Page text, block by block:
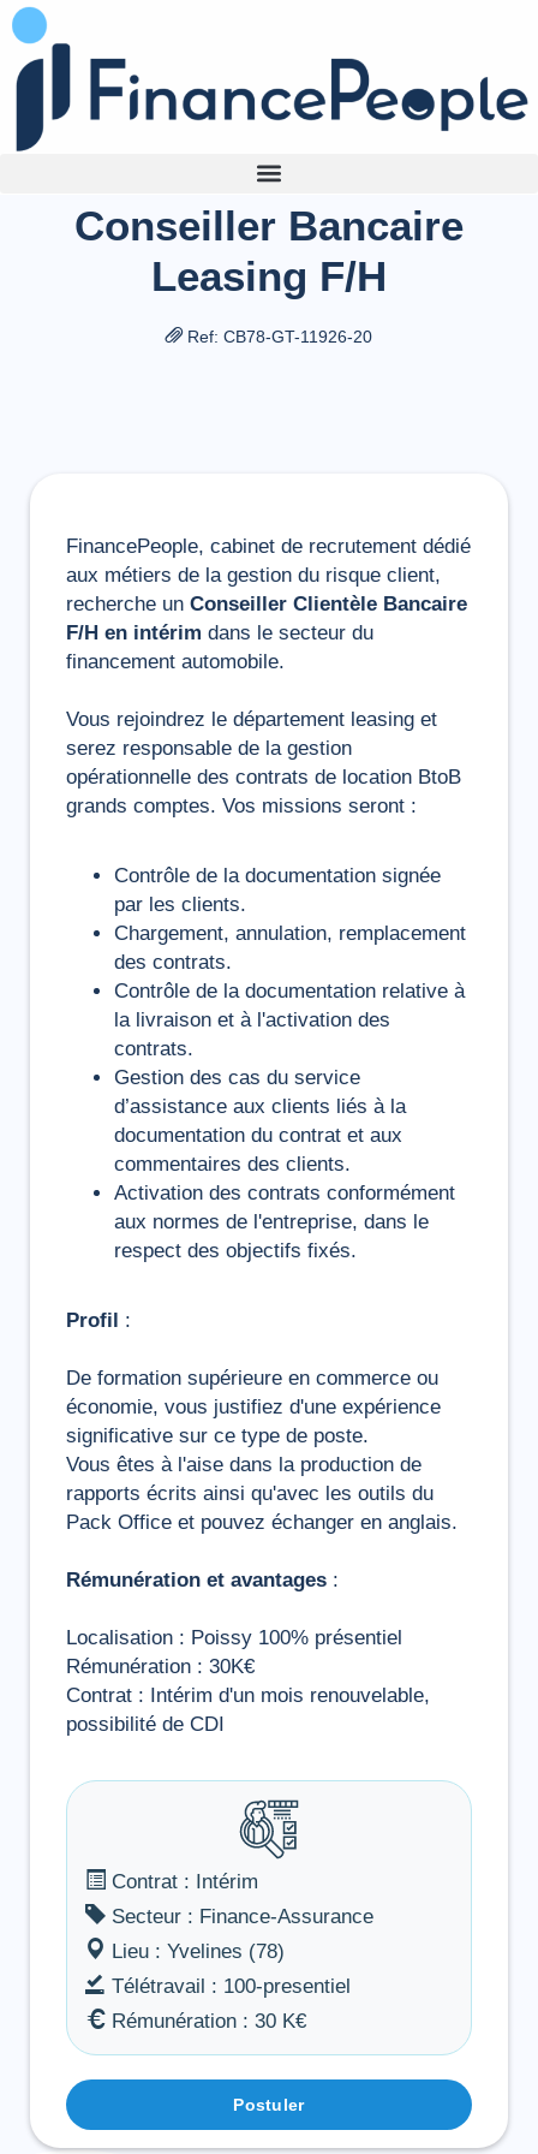
Conseiller Bancaire
Leasing F/H
Ref: CB78-GT-11926-20
FinancePeople, cabinet de recrutement dédié
aux métiers de la gestion du risque client,
recherche un Conseiller Clientèle Bancaire
F/H en intérim dans le secteur du
financement automobile.
Vous rejoindrez le département leasing et
serez responsable de la gestion
opérationnelle des contrats de location BtoB
grands comptes. Vos missions seront :
Contrôle de la documentation signée
par les clients.
Chargement, annulation, remplacement
des contrats.
Contrôle de la documentation relative à
la livraison et à l'activation des
contrats.
Gestion des cas du service
d’assistance aux clients liés à la
documentation du contrat et aux
commentaires des clients.
Activation des contrats conformément
aux normes de l'entreprise, dans le
respect des objectifs fixés.
Profil :
De formation supérieure en commerce ou
économie, vous justifiez d'une expérience
significative sur ce type de poste.
Vous êtes à l'aise dans la production de
rapports écrits ainsi qu'avec les outils du
Pack Office et pouvez échanger en anglais.
Rémunération et avantages :
Localisation : Poissy 100% présentiel
Rémunération : 30K€
Contrat : Intérim d'un mois renouvelable,
possibilité de CDI
Contrat : Intérim
Secteur : Finance-Assurance
Lieu : Yvelines (78)
Télétravail : 100-presentiel
Rémunération : 30 K€
Postuler